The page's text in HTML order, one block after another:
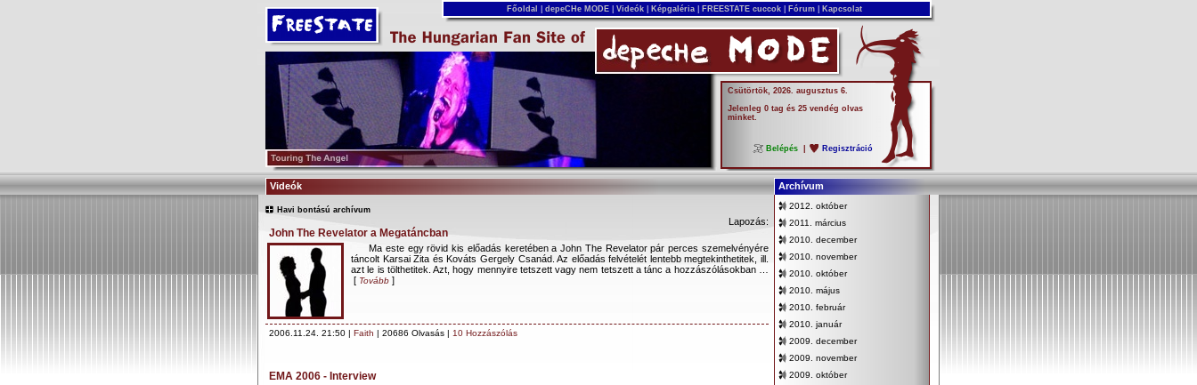
Főoldal depeCHe MODE Videók Képgaléria FREESTATE cuccok Fórum Kapcsolat
Csütörtök, 2026. augusztus 6.
Jelenleg 0 tag és 25 vendég olvas
minket.
Belépés Regisztráció
Videók Archívum
Havi bontású archívum
Lapozás:
John The Revelator a Megatáncban
Ma este egy rövid kis előadás keretében a John The Revelator pár perces szemelvényére
táncolt Karsai Zita és Kováts Gergely Csanád. Az előadás felvételét lentebb megtekinthetitek, ill.
azt le is tölthetitek. Azt, hogy mennyire tetszett vagy nem tetszett a tánc a hozzászólásokban …
[ Tovább ]
2006.11.24. 21:50 | Faith | 20686 Olvasás | 10 Hozzászólás
EMA 2006 - Interview
2012. október
2011. március
2010. december
2010. november
2010. október
2010. május
2010. február
2010. január
2009. december
2009. november
2009. október